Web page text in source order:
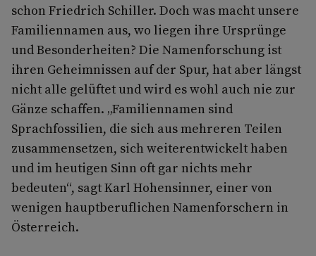
schon Friedrich Schiller. Doch was macht unsere
Familiennamen aus, wo liegen ihre Ursprünge
und Besonderheiten? Die Namenforschung ist
ihren Geheimnissen auf der Spur, hat aber längst
nicht alle gelüftet und wird es wohl auch nie zur
Gänze schaffen. „Familiennamen sind
Sprachfossilien, die sich aus mehreren Teilen
zusammensetzen, sich weiterentwickelt haben
und im heutigen Sinn oft gar nichts mehr
bedeuten“, sagt Karl Hohensinner, einer von
wenigen hauptberuflichen Namenforschern in
Österreich.